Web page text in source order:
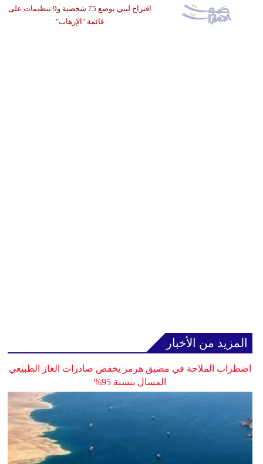
اقتراح ليبي بوضع 75 شخصية و9 تنظيمات على
قائمة "الإرهاب"
المزيد من الأخبار
اضطراب الملاحة في مضيق هرمز يخفض صادرات الغاز الطبيعي
المسال بنسبة 95%